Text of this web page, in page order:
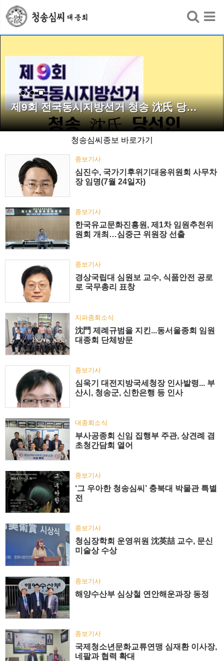
제9회 전국동시지방선거 청송 沈氏 당…
청송심씨종보 바로가기
종보기사
심진수, 국가기후위기대응위원회 사무차
장 임명(7월 24일자)
종보기사
한국유교문화진흥원, 제1차 임원추천위
원회 개최…심중근 위원장 선출
종보기사
경상국립대 심원보 교수, 식품안전 공로
로 국무총리 표창
지파종회소식
沈門 제례규범을 지킨...동서울종회 임원
대종회 단체방문
종보기사
심욱기 대전지방국세청장 인사발령... 부
산시, 청송군, 신한은행 등 인사
대종회소식
부사공종회 신임 집행부 주관, 상견례 겸
초청간담회 열어
종보기사
‘그 우아한 청송심씨’ 충북대 박물관 특별
전
종보기사
청심장학회 운영위원 沈英喆 교수, 문신
미술상 수상
종보기사
해양수산부 심상철 연안해운과장 동정
종보기사
국제청소년문화교류연맹 심재환 이사장,
네팔과 협력 확대